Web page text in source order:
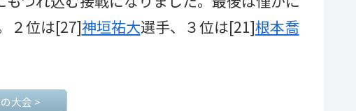
２位は[27]神垣祐大選手、３位は[21]根本喬
大会 >